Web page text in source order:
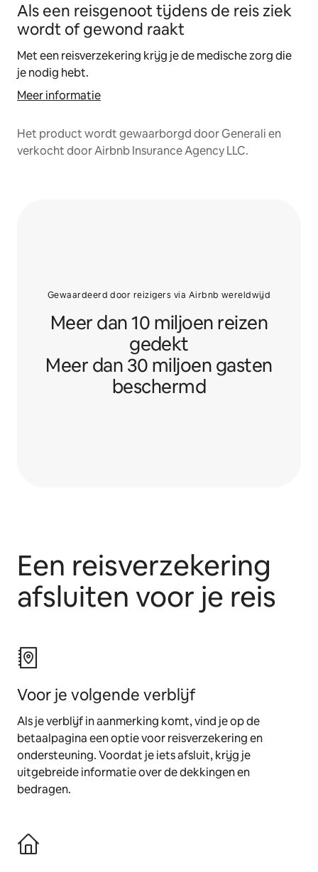
Als een reisgenoot tijdens de reis ziek
wordt of gewond raakt
Met een reisverzekering krijg je de medische zorg die
je nodig hebt.
Meer informatie
Het product wordt gewaarborgd door Generali en
verkocht door Airbnb Insurance Agency LLC.
Gewaardeerd door reizigers via Airbnb wereldwijd
Meer dan 10 miljoen reizen
gedekt
Meer dan 30 miljoen gasten
beschermd
Een reisverzekering
afsluiten voor je reis
Voor je volgende verblijf
Als je verblijf in aanmerking komt, vind je op de
betaalpagina een optie voor reisverzekering en
ondersteuning. Voordat je iets afsluit, krijg je
uitgebreide informatie over de dekkingen en
bedragen.